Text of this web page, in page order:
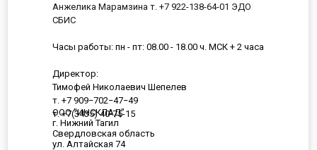
ООО "ИНСКЛАД"
г. Нижний Тагил
Свердловская область
ул. Алтайская 74
Анжелика Марамзина т. +7 922-138-64-01 ЭДО
СБИС
Часы работы: пн - пт: 08.00 - 18.00 ч. МСК + 2 часа
Директор:
Тимофей Николаевич Шепелев
т. +7 909−702−47−49
т. +7(3435) 40-75-15